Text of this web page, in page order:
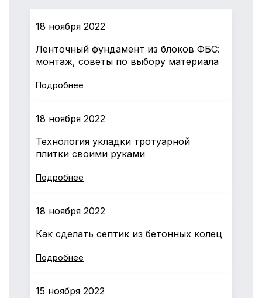
18 ноября 2022
Ленточный фундамент из блоков ФБС:
монтаж, советы по выбору материала
Подробнее
18 ноября 2022
Технология укладки тротуарной
плитки своими руками
Подробнее
18 ноября 2022
Как сделать септик из бетонных колец
Подробнее
15 ноября 2022